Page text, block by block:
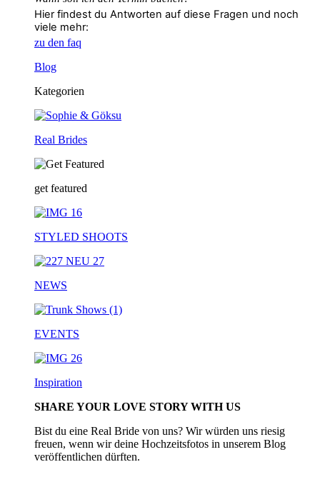
Hier findest du Antworten auf diese Fragen und noch
viele mehr:
zu den faq
Blog
Kategorien
Real Brides
get featured
STYLED SHOOTS
NEWS
EVENTS
Inspiration
SHARE YOUR LOVE STORY WITH US
Bist du eine Real Bride von uns? Wir würden uns riesig
freuen, wenn wir deine Hochzeitsfotos in unserem Blog
veröffentlichen dürften.